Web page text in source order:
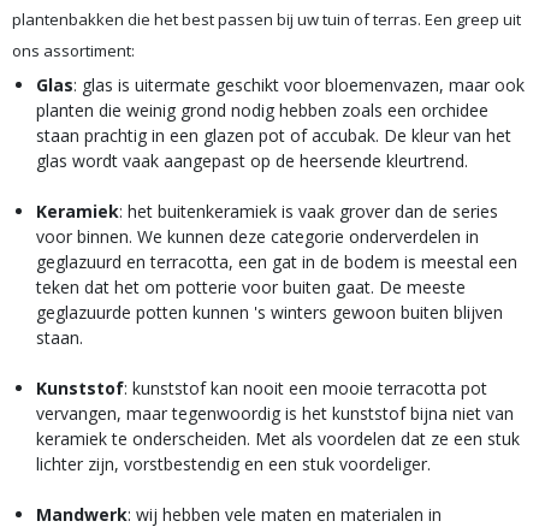
plantenbakken die het best passen bij uw tuin of terras. Een greep uit
ons assortiment:
Glas: glas is uitermate geschikt voor bloemenvazen, maar ook
planten die weinig grond nodig hebben zoals een orchidee
staan prachtig in een glazen pot of accubak. De kleur van het
glas wordt vaak aangepast op de heersende kleurtrend.
Keramiek: het buitenkeramiek is vaak grover dan de series
voor binnen. We kunnen deze categorie onderverdelen in
geglazuurd en terracotta, een gat in de bodem is meestal een
teken dat het om potterie voor buiten gaat. De meeste
geglazuurde potten kunnen 's winters gewoon buiten blijven
staan.
Kunststof: kunststof kan nooit een mooie terracotta pot
vervangen, maar tegenwoordig is het kunststof bijna niet van
keramiek te onderscheiden. Met als voordelen dat ze een stuk
lichter zijn, vorstbestendig en een stuk voordeliger.
Mandwerk: wij hebben vele maten en materialen in